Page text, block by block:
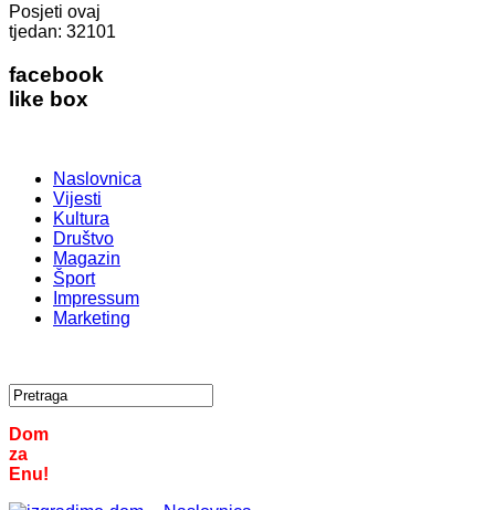
Posjeti ovaj
tjedan: 32101
facebook
like box
Naslovnica
Vijesti
Kultura
Društvo
Magazin
Šport
Impressum
Marketing
Dom
za
Enu!